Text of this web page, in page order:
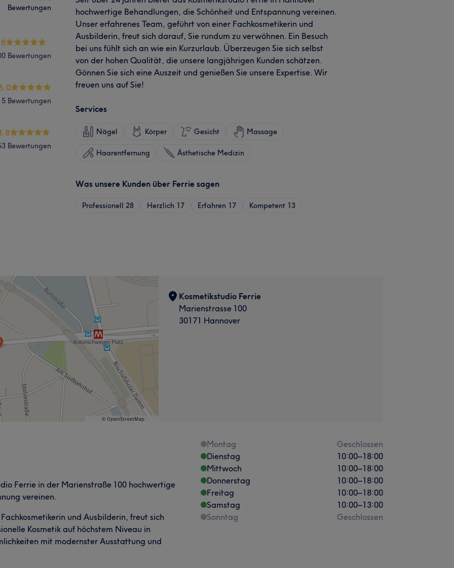
Bewertungen
Bewertungen
5 Bewertungen
Bewertungen
hochwertige Behandlungen, die Schönheit und Entspannung vereinen.
Unser erfahrenes Team, geführt von einer Fachkosmetikerin und
Ausbilderin, freut sich darauf, Sie rundum zu verwöhnen. Ein Besuch
bei uns fühlt sich an wie ein Kurzurlaub. Überzeugen Sie sich selbst
von der hohen Qualität, die unsere langjährigen Kunden schätzen.
Gönnen Sie sich eine Auszeit und genießen Sie unsere Expertise. Wir
freuen uns auf Sie!
Services
Nägel Körper Gesicht Massage
Haarentfernung Ästhetische Medizin
Was unsere Kunden über Ferrie sagen
Professionell 28 Herzlich 17 Erfahren 17 Kompetent 13
Kosmetikstudio Ferrie
Marienstrasse 100
30171 Hannover
Ferrie in der Marienstraße 100 hochwertige
vereinen.
und Ausbilderin, freut sich
Kosmetik auf höchstem Niveau in
mit modernster Ausstattung und
Montag
Geschlossen
Dienstag
10:00–18:00
Mittwoch
10:00–18:00
Donnerstag
10:00–18:00
Freitag
10:00–18:00
Samstag
10:00–13:00
Sonntag
Geschlossen